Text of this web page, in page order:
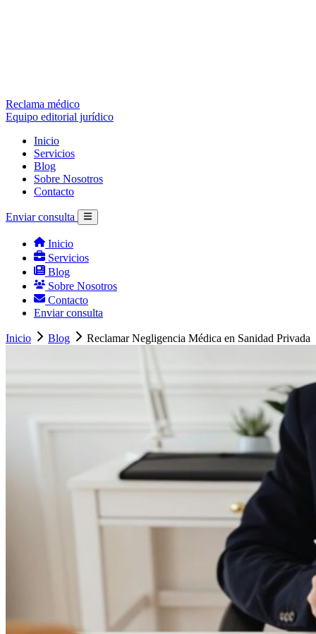
Reclama médico
Equipo editorial jurídico
Inicio
Servicios
Blog
Sobre Nosotros
Contacto
Enviar consulta
Inicio
Servicios
Blog
Sobre Nosotros
Contacto
Enviar consulta
Inicio Blog Reclamar Negligencia Médica en Sanidad Privada